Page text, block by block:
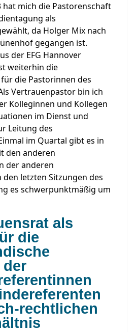
hat mich die Pastorenschaft
als
da Holger Mix nach
gegangen ist.
der EFG Hannover
weiterhin die
die Pastorinnen des
Vertrauenpastor bin ich
Kolleginnen und Kollegen
im Dienst und
Leitung des
im Quartal gibt es in
den anderen
der anderen
den letzten Sitzungen des
es schwerpunktmäßig um
als
die
der
rechtlichen